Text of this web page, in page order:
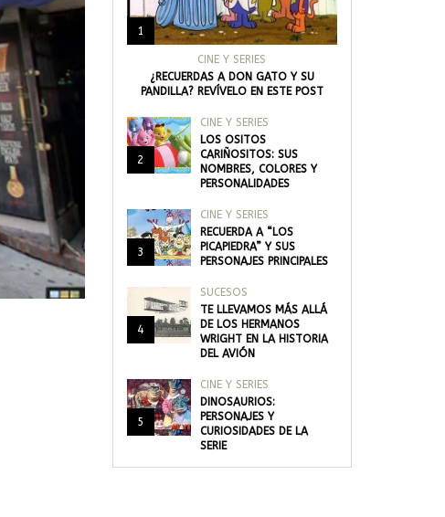
1
CINE Y SERIES
¿RECUERDAS A DON GATO Y SU
PANDILLA? REVÍVELO EN ESTE POST
2
CINE Y SERIES
LOS OSITOS
CARIÑOSITOS: SUS
NOMBRES, COLORES Y
PERSONALIDADES
3
CINE Y SERIES
RECUERDA A “LOS
PICAPIEDRA” Y SUS
PERSONAJES PRINCIPALES
4
SUCESOS
TE LLEVAMOS MÁS ALLÁ
DE LOS HERMANOS
WRIGHT EN LA HISTORIA
DEL AVIÓN
5
CINE Y SERIES
DINOSAURIOS:
PERSONAJES Y
CURIOSIDADES DE LA
SERIE